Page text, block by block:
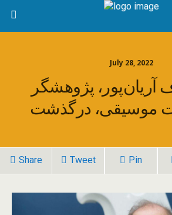
July 28, 2022
آریان‌پور، پژوهشگر
موسیقی، درگذشت
Share Tweet Pin